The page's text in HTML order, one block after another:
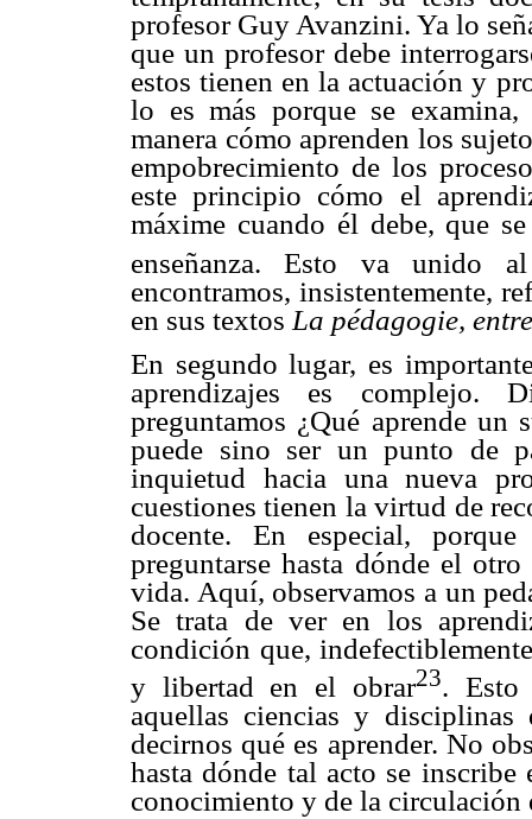
profesor Guy Avanzini. Ya lo
que un profesor debe
estos tienen en la actuación y
lo es más porque se examina,
manera cómo aprenden los
empobrecimiento de los
este principio cómo el
máxime cuando él debe, que
enseñanza. Esto va unido
encontramos, insistentemente,
en sus textos La pédagogie,
En segundo lugar, es
aprendizajes es complejo.
preguntamos ¿Qué aprende
puede sino ser un punto de
inquietud hacia una nueva
cuestiones tienen la virtud de
docente. En especial,
preguntarse hasta dónde el
vida. Aquí, observamos a un
Se trata de ver en los
condición que,
y libertad en el obrar23. Esto
aquellas ciencias y
decirnos qué es aprender. No
hasta dónde tal acto se
conocimiento y de la circulación